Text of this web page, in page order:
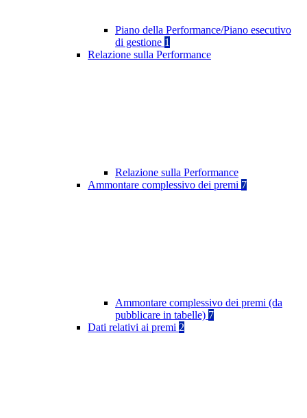
Piano della Performance/Piano esecutivo
di gestione 1
Relazione sulla Performance
Relazione sulla Performance
Ammontare complessivo dei premi 7
Ammontare complessivo dei premi (da
pubblicare in tabelle) 7
Dati relativi ai premi 2